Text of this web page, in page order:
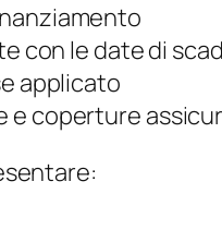
con le date di
applicato
e coperture